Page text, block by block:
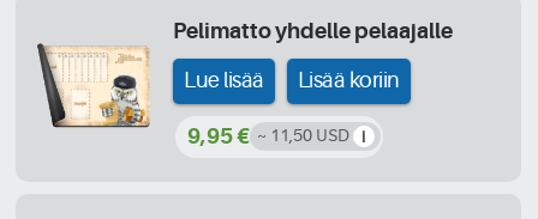
Pelimatto yhdelle pelaajalle
Lue lisää Lisää koriin
9,95 € ~ 11,50 USD